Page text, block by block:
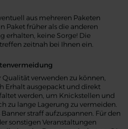
aus mehreren Paketen
Paket früher als die anderen
erhalten, keine Sorge! Die
zeitnah bei Ihnen ein.
Qualität verwenden zu können,
Erhalt ausgepackt und direkt
werden, um Knickstellen und
zu lange Lagerung zu vermeiden.
straff aufzuspannen. Für den
sonstigen Veranstaltungen